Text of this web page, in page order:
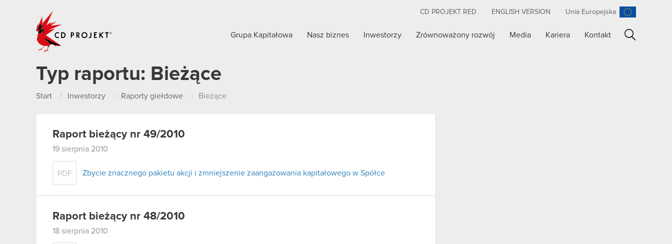
CD PROJEKT RED ENGLISH VERSION Unia Europejska
Grupa Kapitałowa Nasz biznes Inwestorzy Zrównoważony rozwój Media Kariera Kontakt
Typ raportu: Bieżące
Start Inwestorzy Raporty giełdowe Bieżące
Raport bieżący nr 49/2010
19 sierpnia 2010
PDF Zbycie znacznego pakietu akcji i zmniejszenie zaangażowania kapitałowego w Spółce
Raport bieżący nr 48/2010
18 sierpnia 2010